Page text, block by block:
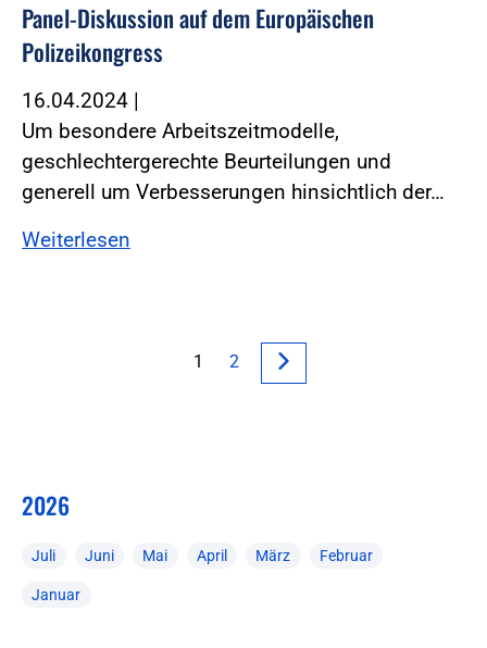
Panel-Diskussion auf dem Europäischen
Polizeikongress
16.04.2024 |
Um besondere Arbeitszeitmodelle,
geschlechtergerechte Beurteilungen und
generell um Verbesserungen hinsichtlich der…
Weiterlesen
1 2
2026
Juli Juni Mai April März Februar
Januar